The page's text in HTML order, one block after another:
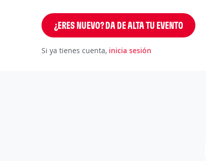
¿ERES NUEVO? DA DE ALTA TU EVENTO
Si ya tienes cuenta, inicia sesión